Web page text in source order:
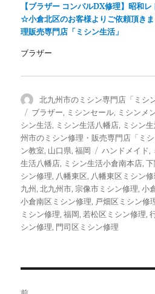
【ブラザー コンパルDX修理】昭和
☆小倉北区のお客様よりご依頼頂き
理販売専門店「ミシン生活」
ブラザー
投
稿
者
北九州市のミシン専門店「ミシ
カ
テ
ゴ
リ
ー
ブラザー, ミシンセール, ミシンメ
シン生活, ミシン生活八幡店, ミシン
州市のミシン修理・販売専門店「ミシ
ン教室, 山口県,福岡
タ
グ
ハンドメイド,
生活八幡店, ミシン生活小倉南本店,
シン修理, 八幡東区, 八幡東区ミシン修
九州 ,北九州市, 宗像市ミシン修理,小
小倉南区ミシン修理, 戸畑区ミシン修
ミシン修理,福岡, 若松区ミシン修理,
シン修理, 門司区ミシン修理